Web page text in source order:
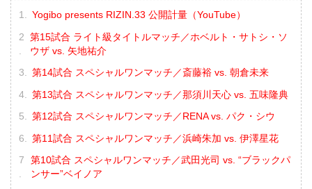
Yogibo presents RIZIN.33 公開計量（YouTube）
第15試合 ライト級タイトルマッチ／ホベルト・サトシ・ソ
ウザ vs. 矢地祐介
第14試合 スペシャルワンマッチ／斎藤裕 vs. 朝倉未来
第13試合 スペシャルワンマッチ／那須川天心 vs. 五味隆典
第12試合 スペシャルワンマッチ／RENA vs. パク・シウ
第11試合 スペシャルワンマッチ／浜崎朱加 vs. 伊澤星花
第10試合 スペシャルワンマッチ／武田光司 vs. “ブラックパ
ンサー”ベイノア